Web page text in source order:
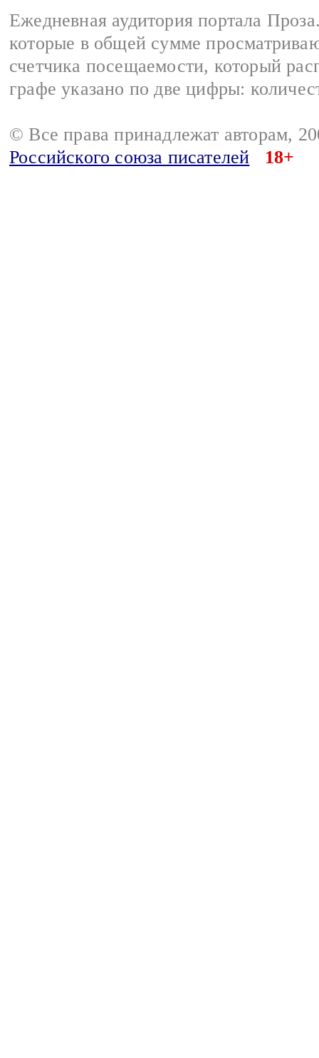
Ежедневная аудитория портала
которые в общей сумме
счетчика посещаемости, который
графе указано по две цифры:
© Все права принадлежат авторам,
Российского союза писателей
18+